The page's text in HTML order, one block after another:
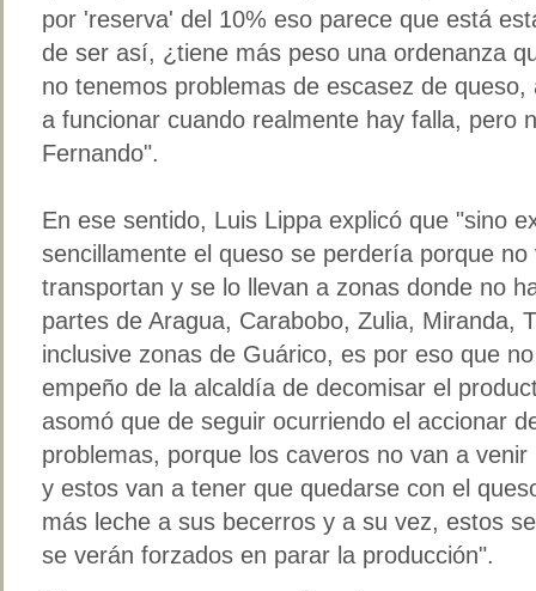
por 'reserva' del 10% eso parece que está
de ser así, ¿tiene más peso una ordenanza
no tenemos problemas de escasez de
a funcionar cuando realmente hay falla, pero
Fernando".
En ese sentido, Luis Lippa explicó que "sino
sencillamente el queso se perdería porque
transportan y se lo llevan a zonas donde no
partes de Aragua, Carabobo, Zulia, Miranda,
inclusive zonas de Guárico, es por eso que
empeño de la alcaldía de decomisar el
asomó que de seguir ocurriendo el accionar
problemas, porque los caveros no van a
y estos van a tener que quedarse con el
más leche a sus becerros y a su vez, estos
se verán forzados en parar la producción".